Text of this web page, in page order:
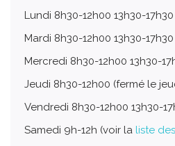
Lundi 8h30-12h00 13h30-17h30
Mardi 8h30-12h00 13h30-17h30
Mercredi 8h30-12h00 13h30-
Jeudi 8h30-12h00 (fermé le
Vendredi 8h30-12h00 13h30-
Samedi 9h-12h (voir la liste